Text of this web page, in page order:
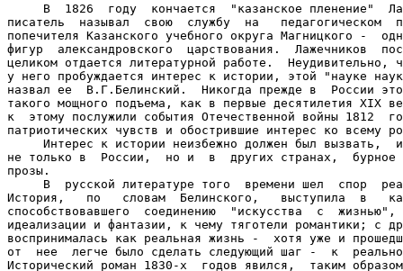
В  1826  году  кончается  "казанское пленение"
писатель  называл  свою  службу  на   педагогическом
попечителя Казанского учебного округа Магницкого -
фигур  александровского  царствования.  Лажечников
целиком отдается литературной работе.  Неудивительно,
у него пробуждается интерес к истории, этой "науке
назвал ее  В.Г.Белинский.  Никогда прежде в  России
такого мощного подъема, как в первые десятилетия XIX
к  этому послужили события Отечественной войны 1812
патриотических чувств и обострившие интерес ко всему
Интерес к истории неизбежно должен был вызвать,
не только в  России,  но и  в  других странах,  бурное
прозы.
В  русской литературе того  времени шел  спор
История,   по   словам  Белинского,   выступила  в
способствовавшего  соединению  "искусства  с
идеализации и фантазии, к чему тяготели романтики; с
воспринималась как реальная жизнь -  хотя уже и
от  нее  легче было сделать следующий шаг -  к
Исторический роман 1830-х  годов явился,  таким